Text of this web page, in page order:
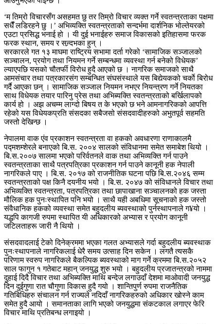
‘म तिम्रो विचारसँग असहमत छु तर तिम्रो विचार व्यक्त गर्ने स्वतन्त्रताका पक्षमा
सधैंँ लडिरहने छु ।’ अभिव्यक्ति स्वतन्त्रताको सन्दर्भमा दार्शनिक भोल्तेयरको
एउटा प्रसिद्ध भनाई हो । यी दुई भनाईहरु समाज विकासको इतिहासमा फरक
फरक स्थान, समय र सन्र्दभका हुन् ।
सरकारले गत १३ माघमा राष्ट्रिय सभामा दर्ता गरेको ‘सामाजिक सञ्जालको
सञ्चालन, प्रयोग तथा नियमन गर्ने सम्बन्धमा व्यवस्था गर्न बनेको विधेयक’
ल्याएपछि यसको चौतर्फी विरोध हुदै आएको छ । नागरिक समाजको साथै
आमसंचार तथा पत्रकारसंग सम्बन्धित संघसंस्थाले यस बिद्येयकको चर्काे बिरोध
गर्दै आएका छन् । सामाजिक सञ्जाल नियमन नभएर नियन्त्रण गर्ने नियतका
साथ विधेयक तयार पारिनु प्रेस तथा अभिब्यक्ति स्वतन्त्रताको बर्खिलापको
कार्य हो । अझ अचम्म लाग्दो बिषय त के भएको छ भने आमनागरिकको आपत्ति
रहेको यस विधेयकप्रति संसदका सबैजसो संसदवादीहरुको अभुतपूर्व सहमति
जस्तो देखिन्छ ।
नेपालमा वाक एंव प्रकाशन स्वतन्त्रता वा हकको अवधारणा राणाकालमै
पद्मशम्शेरले बनाएको बि.स. २००४ सालको संविधानमा समेत समाबेश थियो ।
बि.स.२००७ सालमा भएको परिर्वतनले वाक तथा अभिव्यक्ति गर्न पाउने
स्वतन्त्रताका साथै पत्रपत्रिका प्रकाशन गर्न पाउने कानूनी हक नेपाली
नागरिकले पाए । बि.स. २०१७ को राजनीतिक घटना पछि बि.स.२०४६ सम्म
स्वतन्त्रताको पक्ष किनै दयनीय भयो । बि.स. २०४७ को संविधानले विचार तथा
अभिव्यक्ति स्वतन्त्रता, पत्रपत्रिका तथा छापाखाना सञ्चालनको हक जस्ता
मौलिक हक पुनःस्थापित पनि भयो । साथै यही अबधिमा सूचनाको हक जस्तो
संवैधानिक हकको व्यवस्था समेत बहुदलीय ब्यवस्थाको पुर्नस्थापनाले ग¥यो ।
यद्धपि कागजी रुपमा स्थापित यी अधिकारको अभ्यास र प्रयोग कानूनी
जटिलताहरू जारी नै थियो ।
संसदवादलाई टेको दिनेक्रममा भएका गलत अभ्यासले गर्दा बहुदलीय ब्यवस्थाक
पुनःस्थापनाले नागरिकलाई धेरै समय उत्साह दिन सकेन । लगतै त्यसकै
परिणाम स्वरुप नागरिकले बैकल्पिक ब्यवस्थाको माग गर्ने क्रममा बि.स.२०५२
साल फागुन १ गतेबाट महान् जनयुद्ध शुरु भयो । बहुदलीय प्रजातन्त्रको नाममा
दुहाई दिदै विचार तथा अभिब्यक्ति माथि बन्देज लगाउदाँ देशमा माओवादी जनयुद्ध
दिन दुईगुणा रात चौगुणा विकास हुदै गयो । शान्तिपुर्ण रुपमा राजनैतिक
गतिबिधिहरु संचालन गर्न राज्यले नदिदाँ नागरिकहरुको अधिकार खोस्ने काम
समेत हुदै आयो । समानताका लागि भएको जनयुद्धमा संकटकाल लगाएर फेरि
विचार माथि प्रतिबन्ध लगाइयो ।